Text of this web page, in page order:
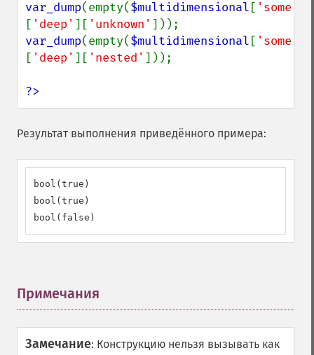
var_dump(empty($multidimensional [ 'some'
[ 'deep' ][ 'unknown'
var_dump(empty($multidimensional [ 'some'
[ 'deep' ][ 'nested' ]));
?>
Результат выполнения приведённого примера:
bool(true)
bool(true)
bool(false)
Примечания
Замечание: Конструкцию нельзя вызывать как